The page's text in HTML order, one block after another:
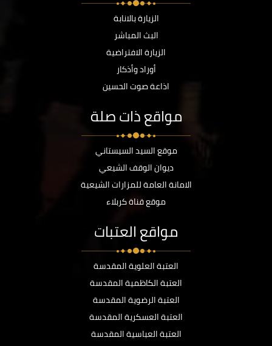
الزيارة بالانابة
البث المباشر
الزيارة الافتراضية
أوراد وأذكار
اذاعة صوت الحسين
مواقع ذات صلة
موقع السيد السيستاني
ديوان الوقف الشيعي
الامانة العامة للمزارات الشيعية
موقع قناة كربلاء
مواقع العتبات
العتبة العلوية المقدسة
العتبة الكاظمية المقدسة
العتبة الرضوية المقدسة
العتبة العسكرية المقدسة
العتبة العباسية المقدسة